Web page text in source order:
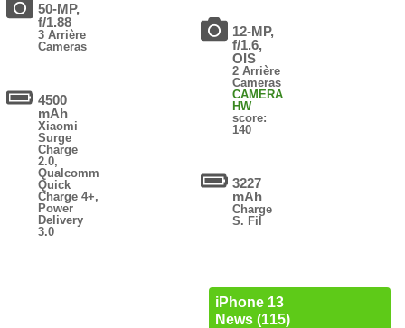
50-MP,
f/1.88
3 Arrière
Cameras
4500
mAh
Xiaomi
Surge
Charge
2.0,
Qualcomm
Quick
Charge 4+,
Power
Delivery
3.0
12-MP,
f/1.6,
OIS
2 Arrière
Cameras
CAMERA
HW
score:
140
3227
mAh
Charge
S. Fil
iPhone 13
News (115)